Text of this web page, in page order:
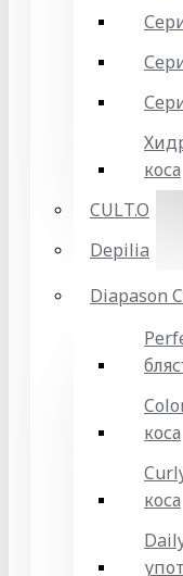
коса
CULT.O
Depilia
Diapason
коса
коса